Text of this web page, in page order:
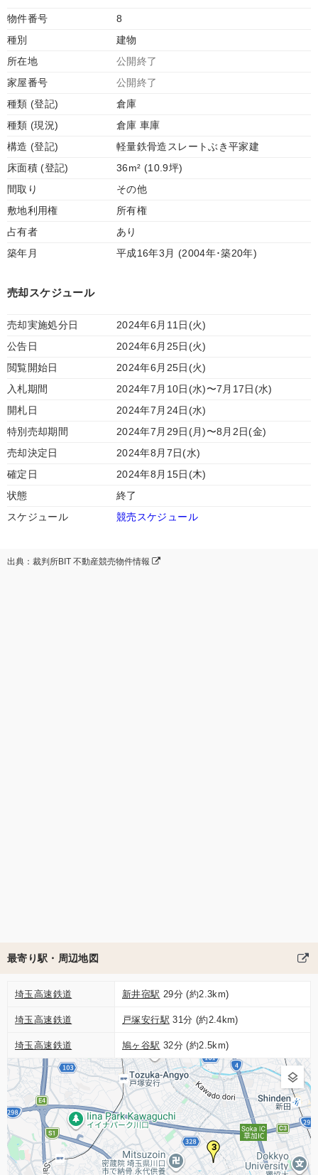
物件番号
8
種別
建物
所在地
公開終了
家屋番号
公開終了
種類 (登記)
倉庫
種類 (現況)
倉庫 車庫
構造 (登記)
軽量鉄骨造スレートぶき平家建
床面積 (登記)
36m² (10.9坪)
間取り
その他
敷地利用権
所有権
占有者
あり
築年月
平成16年3月 (2004年･築20年)
売却スケジュール
売却実施処分日
2024年6月11日(火)
公告日
2024年6月25日(火)
閲覧開始日
2024年6月25日(火)
入札期間
2024年7月10日(水)〜7月17日(水)
開札日
2024年7月24日(水)
特別売却期間
2024年7月29日(月)〜8月2日(金)
売却決定日
2024年8月7日(水)
確定日
2024年8月15日(木)
状態
終了
スケジュール
競売スケジュール
出典：裁判所BIT 不動産競売物件情報
最寄り駅・周辺地図
埼玉高速鉄道 新井宿駅 29分 (約2.3km)
埼玉高速鉄道 戸塚安行駅 31分 (約2.4km)
埼玉高速鉄道 鳩ヶ谷駅 32分 (約2.5km)
3